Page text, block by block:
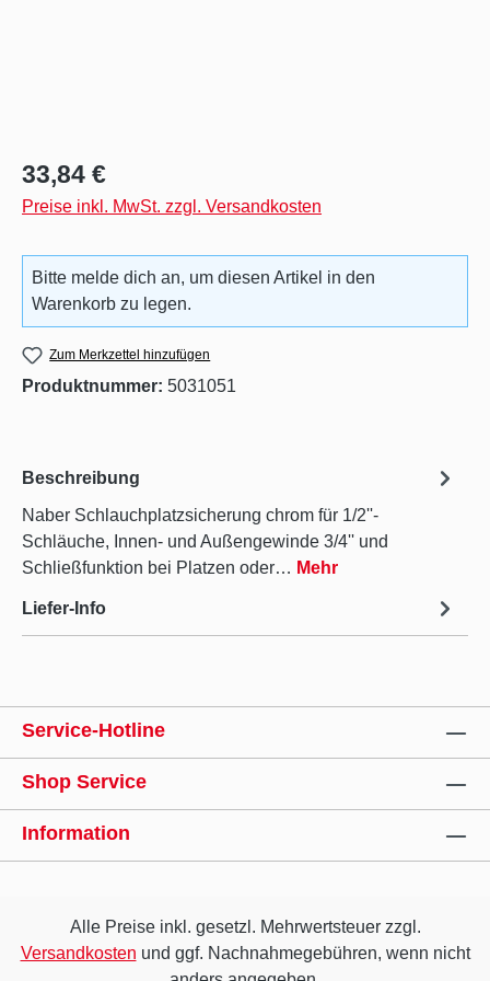
Regulärer Preis:
33,84 €
Preise inkl. MwSt. zzgl. Versandkosten
Bitte melde dich an, um diesen Artikel in den
Warenkorb zu legen.
Zum Merkzettel hinzufügen
Produktnummer: 5031051
Beschreibung
Naber Schlauchplatzsicherung chrom für 1/2''-
Schläuche, Innen- und Außengewinde 3/4'' und
Schließfunktion bei Platzen oder… Mehr
Liefer-Info
Service-Hotline
Shop Service
Information
Alle Preise inkl. gesetzl. Mehrwertsteuer zzgl.
Versandkosten und ggf. Nachnahmegebühren, wenn nicht